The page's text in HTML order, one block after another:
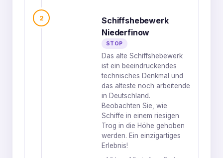
2
Schiffshebewerk
Niederfinow
STOP
Das alte Schiffshebewerk
ist ein beeindruckendes
technisches Denkmal und
das älteste noch arbeitende
in Deutschland.
Beobachten Sie, wie
Schiffe in einem riesigen
Trog in die Höhe gehoben
werden. Ein einzigartiges
Erlebnis!